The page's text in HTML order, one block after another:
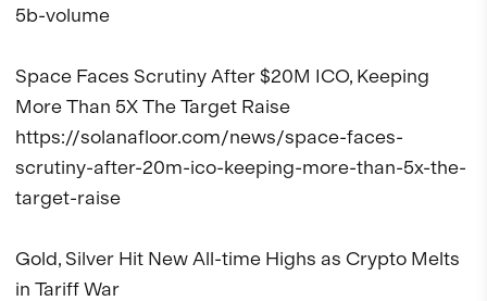
5b-volume
Space Faces Scrutiny After $20M ICO, Keeping
More Than 5X The Target Raise
https://solanafloor.com/news/space-faces-
scrutiny-after-20m-ico-keeping-more-than-5x-the-
target-raise
Gold, Silver Hit New All-time Highs as Crypto Melts
in Tariff War